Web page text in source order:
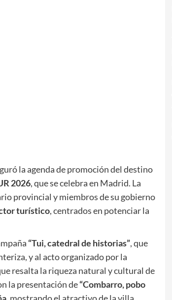
la agenda de promoción del destino
2026, que se celebra en Madrid. La
provincial y miembros de su gobierno
turístico, centrados en potenciar la
“Tui, catedral de historias”, que
y al acto organizado por la
resalta la riqueza natural y cultural de
la presentación de“Combarro, pobo
, mostrando el atractivo de la villa